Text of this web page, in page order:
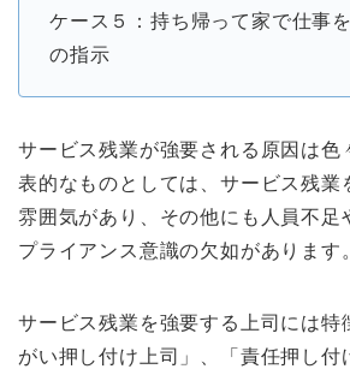
ケース５：持ち帰って家で仕事
の指示
サービス残業が強要される原因は色
表的なものとしては、サービス残業
雰囲気があり、その他にも人員不足
プライアンス意識の欠如があります
サービス残業を強要する上司には特
がい押し付け上司」、「責任押し付